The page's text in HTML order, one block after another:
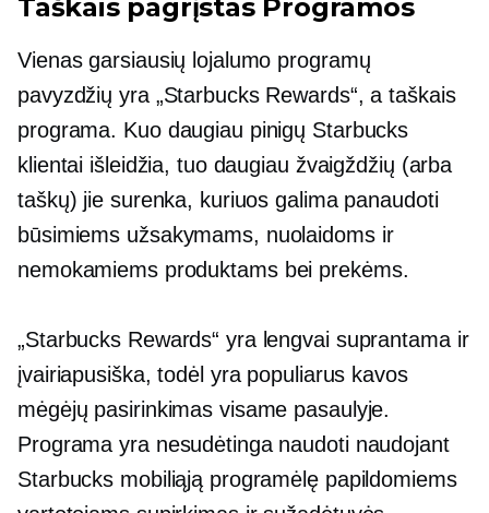
Taškais pagrįstasProgramos
Vienas garsiausių lojalumo programų
pavyzdžių yra „Starbucks Rewards“, ataškais
programa. Kuo daugiau pinigų Starbucks
klientai išleidžia, tuo daugiau žvaigždžių (arba
taškų) jie surenka, kuriuos galima panaudoti
būsimiems užsakymams, nuolaidoms ir
nemokamiems produktams bei prekėms.
„Starbucks Rewards“ yra lengvai suprantama ir
įvairiapusiška, todėl yra populiarus kavos
mėgėjų pasirinkimas visame pasaulyje.
Programa yra nesudėtinga naudoti naudojant
Starbucks mobiliąją programėlę papildomiems